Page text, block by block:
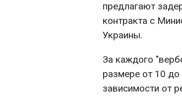
предлагают
контракта с
Украины.
За каждого
размере от 10
зависимости от